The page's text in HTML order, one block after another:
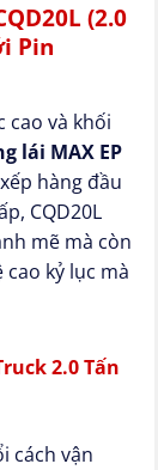
(2.0
Pin
cao và khối
lái MAX EP
hàng đầu
CQD20L
mẽ mà còn
kỷ lục mà
2.0 Tấn
cách vận